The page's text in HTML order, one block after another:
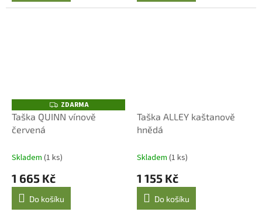
Z
D
A
ZDARMA
Taška QUINN vínově
červená
Skladem (1 ks)
1 665 Kč
Do košíku
Taška ALLEY kaštanově
hnědá
Skladem (1 ks)
1 155 Kč
Do košíku